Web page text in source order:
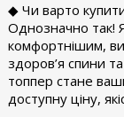
◆ Чи варто
Однозначно так!
комфортнішим,
здоров’я спини
топпер стане
доступну ціну,